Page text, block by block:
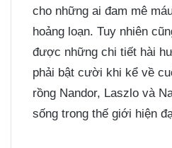
cho những ai đam mê
hoảng loạn. Tuy nhiên
được những chi tiết hài
phải bật cười khi kể về
rồng Nandor, Laszlo và
sống trong thế giới hiện